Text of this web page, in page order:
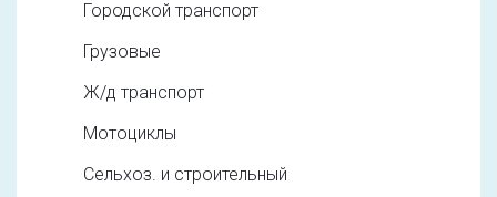
Городской транспорт
Грузовые
Ж/д транспорт
Мотоциклы
Сельхоз. и строительный